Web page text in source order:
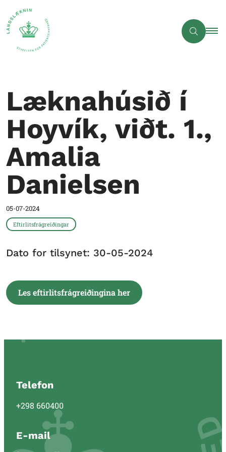
Læknahúsið í
Hoyvík, viðt. 1.,
Amalia
Danielsen
05-07-2024
Eftirlitsfrágreiðingar
Dato for tilsynet: 30-05-2024
Les eftirlitsfrágreiðingina her
Telefon
+298 660400
E-mail